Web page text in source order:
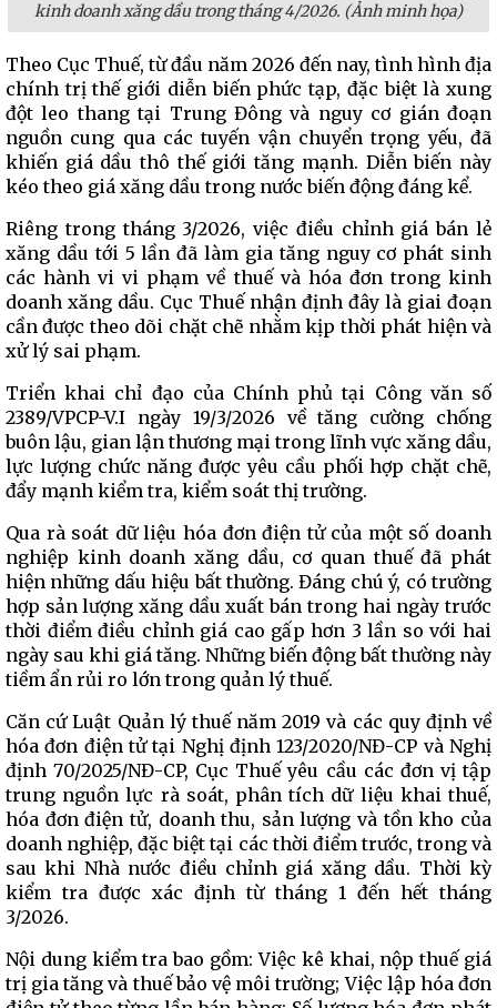
kinh doanh xăng dầu trong tháng 4/2026. (Ảnh minh họa)
Theo Cục Thuế, từ đầu năm 2026 đến nay, tình hình địa
chính trị thế giới diễn biến phức tạp, đặc biệt là xung
đột leo thang tại Trung Đông và nguy cơ gián đoạn
nguồn cung qua các tuyến vận chuyển trọng yếu, đã
khiến giá dầu thô thế giới tăng mạnh. Diễn biến này
kéo theo giá xăng dầu trong nước biến động đáng kể.
Riêng trong tháng 3/2026, việc điều chỉnh giá bán lẻ
xăng dầu tới 5 lần đã làm gia tăng nguy cơ phát sinh
các hành vi vi phạm về thuế và hóa đơn trong kinh
doanh xăng dầu. Cục Thuế nhận định đây là giai đoạn
cần được theo dõi chặt chẽ nhằm kịp thời phát hiện và
xử lý sai phạm.
Triển khai chỉ đạo của Chính phủ tại Công văn số
2389/VPCP-V.I ngày 19/3/2026 về tăng cường chống
buôn lậu, gian lận thương mại trong lĩnh vực xăng dầu,
lực lượng chức năng được yêu cầu phối hợp chặt chẽ,
đẩy mạnh kiểm tra, kiểm soát thị trường.
Qua rà soát dữ liệu hóa đơn điện tử của một số doanh
nghiệp kinh doanh xăng dầu, cơ quan thuế đã phát
hiện những dấu hiệu bất thường. Đáng chú ý, có trường
hợp sản lượng xăng dầu xuất bán trong hai ngày trước
thời điểm điều chỉnh giá cao gấp hơn 3 lần so với hai
ngày sau khi giá tăng. Những biến động bất thường này
tiềm ẩn rủi ro lớn trong quản lý thuế.
Căn cứ Luật Quản lý thuế năm 2019 và các quy định về
hóa đơn điện tử tại Nghị định 123/2020/NĐ-CP và Nghị
định 70/2025/NĐ-CP, Cục Thuế yêu cầu các đơn vị tập
trung nguồn lực rà soát, phân tích dữ liệu khai thuế,
hóa đơn điện tử, doanh thu, sản lượng và tồn kho của
doanh nghiệp, đặc biệt tại các thời điểm trước, trong và
sau khi Nhà nước điều chỉnh giá xăng dầu. Thời kỳ
kiểm tra được xác định từ tháng 1 đến hết tháng
3/2026.
Nội dung kiểm tra bao gồm: Việc kê khai, nộp thuế giá
trị gia tăng và thuế bảo vệ môi trường; Việc lập hóa đơn